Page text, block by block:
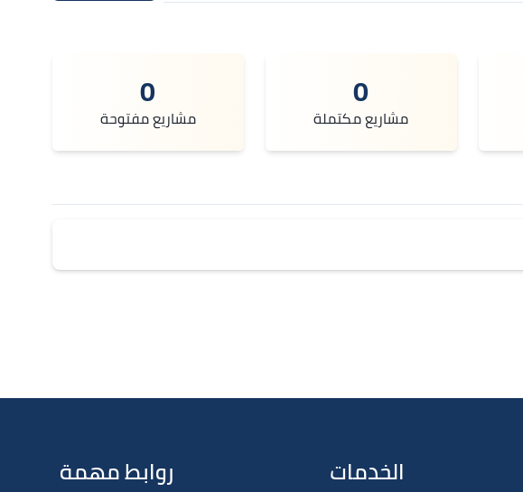
0
مشاريع مكتملة
0
مشاريع مفتوحة
الخدمات روابط مهمة